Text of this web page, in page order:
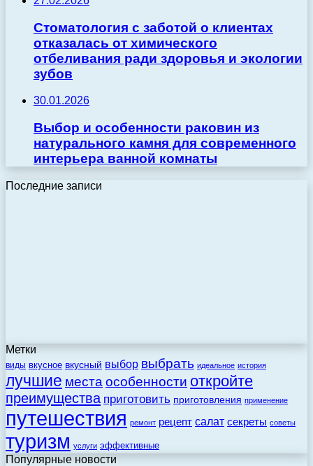
Стоматология с заботой о клиентах
отказалась от химического
отбеливания ради здоровья и экологии
зубов
30.01.2026
Выбор и особенности раковин из
натурального камня для современного
интерьера ванной комнаты
Последние записи
Метки
виды вкусное вкусный выбор выбрать идеальное история
лучшие места особенности откройте
преимущества приготовить приготовления применение
путешествия ремонт рецепт салат секреты советы
туризм услуги эффективные
Популярные новости